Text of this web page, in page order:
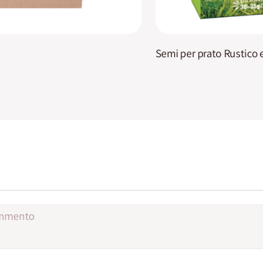
Semi per prato Rustico